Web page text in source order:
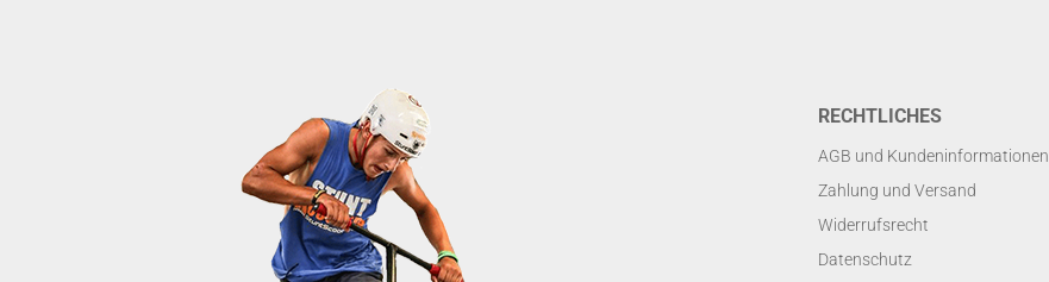
RECHTLICHES
AGB und Kundeninformationen
Zahlung und Versand
Widerrufsrecht
Datenschutz